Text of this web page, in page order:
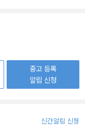
중고 등록
알림 신청
신간알림 신청